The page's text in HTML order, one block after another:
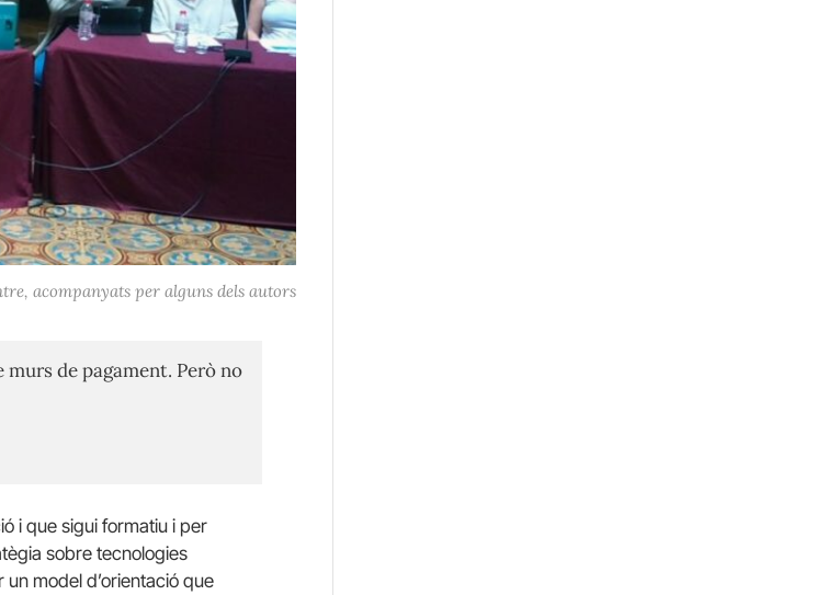
acompanyats per alguns dels autors
de pagament. Però no
i que sigui formatiu i per
sobre tecnologies
model d’orientació que